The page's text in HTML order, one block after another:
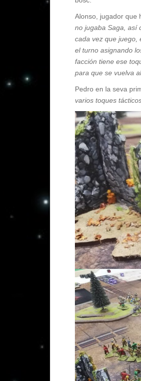
Alonso, jugador que
no jugaba Saga, así
cada vez que juego,
el turno asignando
facción tiene ese
para que se vuelva
Pedro en la seva
varios toques